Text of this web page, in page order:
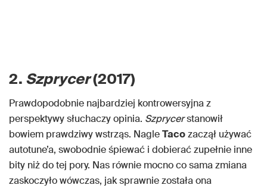
2. Szprycer(2017)
Prawdopodobnie najbardziej kontrowersyjna z
perspektywy słuchaczy opinia. Szprycerstanowił
bowiem prawdziwy wstrząs. NagleTacozaczął używać
autotune’a, swobodnie śpiewać i dobierać zupełnie inne
bity niż do tej pory. Nas równie mocno co sama zmiana
zaskoczyło wówczas, jak sprawnie została ona